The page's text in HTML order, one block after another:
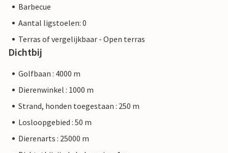
Barbecue
Aantal ligstoelen: 0
Terras of vergelijkbaar - Open terras
Dichtbij
Golfbaan : 4000 m
Dierenwinkel : 1000 m
Strand, honden toegestaan : 250 m
Losloopgebied : 50 m
Dierenarts : 25000 m